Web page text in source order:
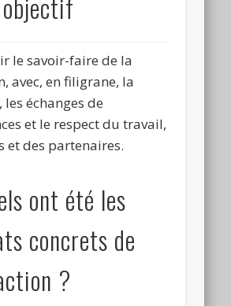
le savoir-faire de la
avec, en filigrane, la
échanges de
et le respect du travail,
et des partenaires.
ont été les
concrets de
?